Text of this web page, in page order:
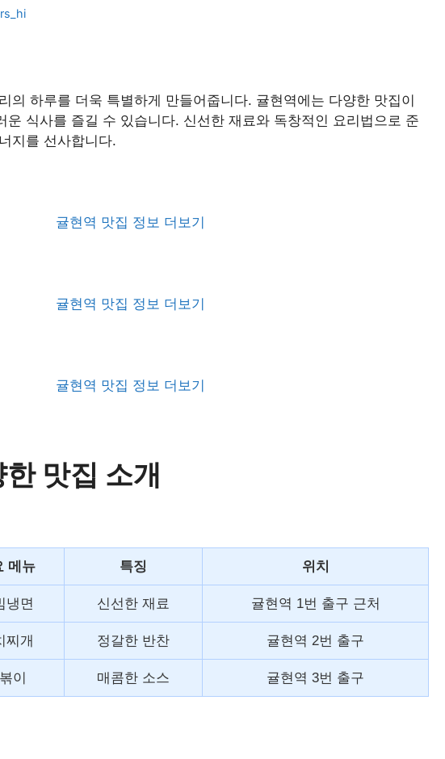
의 하루를 더욱 특별하게 만들어줍니다. 귤현역에는 다양한 맛집이
운 식사를 즐길 수 있습니다. 신선한 재료와 독창적인 요리법으로 준
지를 선사합니다.
귤현역 맛집 정보 더보기
귤현역 맛집 정보 더보기
귤현역 맛집 정보 더보기
맛집 소개
메뉴 특징 위치
냉면 신선한 재료 귤현역 1번 출구 근처
찌개 정갈한 반찬 귤현역 2번 출구
이 매콤한 소스 귤현역 3번 출구